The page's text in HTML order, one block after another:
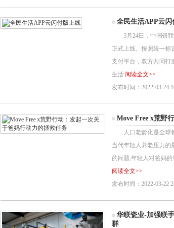
全民生活APP云闪
3月24日，中国银联
正式上线。按照统一标
支付平台，双方共同打
生活 阅读全文>>
发布时间：2022-03-24
Move Free x荒野
人口老龄化是全球都
当代年轻人养老压力的
的问题,年轻人对爸妈
阅读全文>>
发布时间：2022-03-22
华联瓷业-加强联
群